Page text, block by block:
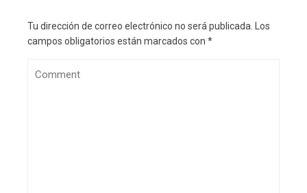
Tu dirección de correo electrónico no será publicada. Los
campos obligatorios están marcados con *